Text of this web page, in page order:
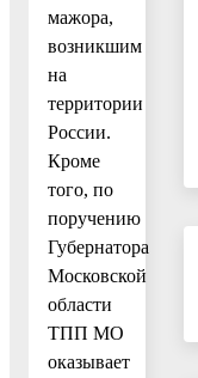
мажора,
возникшим
на
территории
России.
Кроме
того, по
поручению
Губернатора
Московской
области
ТПП МО
оказывает